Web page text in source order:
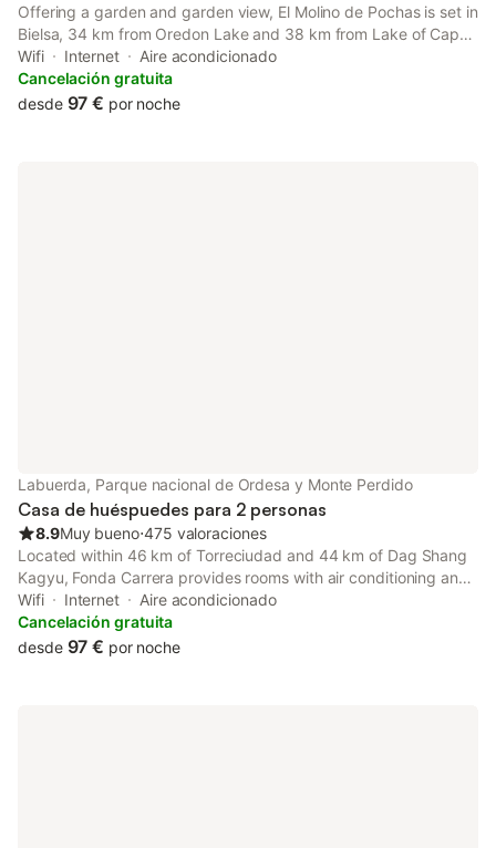
Offering a garden and garden view, El Molino de Pochas is set in
Bielsa, 34 km from Oredon Lake and 38 km from Lake of Cap-
de-Long. It is located 34 km from Saint-Lary-Soulan and offers
a lift.
Wifi Internet
Aire acondicionado
Cancelación gratuita
desde 97 € por noche
Labuerda, Parque nacional de Ordesa y Monte Perdido
Casa de huéspuedes para 2 personas
8.9Muy bueno⋅475 valoraciones
Located within 46 km of Torreciudad and 44 km of Dag Shang
Kagyu, Fonda Carrera provides rooms with air conditioning and
a private bathroom in Labuerda.
Wifi Internet
Aire acondicionado
Cancelación gratuita
desde 97 € por noche